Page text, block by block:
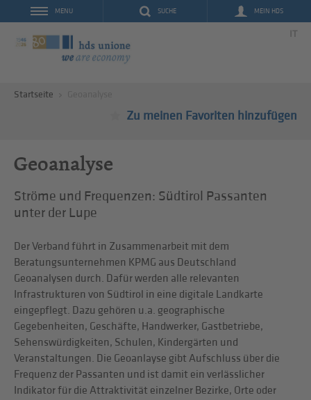
SUCHE MEIN HDS
MENU
IT
Startseite
Zu meinen Favoriten hinzufügen
Geoanalyse
Ströme und Frequenzen: Südtirol Passanten
unter der Lupe
Der Verband führt in Zusammenarbeit mit dem
Beratungsunternehmen KPMG aus Deutschland
Geoanalysen durch. Dafür werden alle relevanten
Infrastrukturen von Südtirol in eine digitale Landkarte
eingepflegt. Dazu gehören u.a. geographische
Gegebenheiten, Geschäfte, Handwerker, Gastbetriebe,
Sehenswürdigkeiten, Schulen, Kindergärten und
Veranstaltungen. Die Geoanlayse gibt Aufschluss über die
Frequenz der Passanten und ist damit ein verlässlicher
Indikator für die Attraktivität einzelner Bezirke, Orte oder